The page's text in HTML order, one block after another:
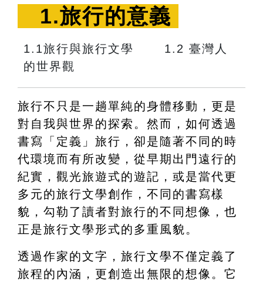
1.旅行的意義
1.1旅行與旅行文學　　 1.2 臺灣人
的世界觀
旅行不只是一趟單純的身體移動，更是
對自我與世界的探索。然而，如何透過
書寫「定義」旅行，卻是隨著不同的時
代環境而有所改變，從早期出門遠行的
紀實，觀光旅遊式的遊記，或是當代更
多元的旅行文學創作，不同的書寫樣
貌，勾勒了讀者對旅行的不同想像，也
正是旅行文學形式的多重風貌。
透過作家的文字，旅行文學不僅定義了
旅程的內涵，更創造出無限的想像。它